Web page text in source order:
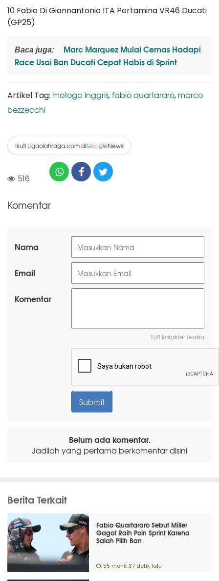
10 Fabio Di Giannantonio ITA Pertamina VR46 Ducati
(GP25)
Baca juga:
Marc Marquez Mulai Cemas Hadapi
Race Usai Ban Ducati Cepat Habis di Sprint
Artikel Tag: motogp inggris,fabio quartararo, marco
bezzecchi
Ikuti Ligaolahraga.com diGoogleNews
516
Komentar
Nama
Email
Komentar
160 karakter tersisa
Belum ada komentar.
Jadilah yang pertama berkomentar disini
Berita Terkait
Fabio Quartararo Sebut Miller
Gagal Raih Poin Sprint Karena
Salah Pilih Ban
55 menit 37 detik lalu